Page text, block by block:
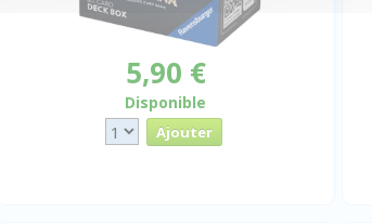
5,90 €
Disponible